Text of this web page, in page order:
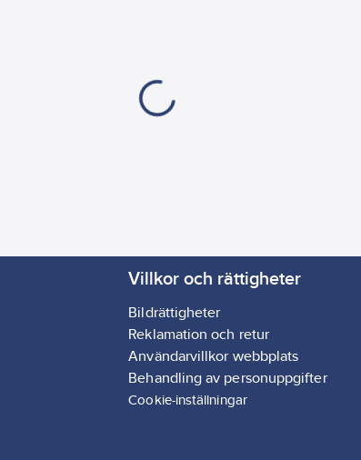
Villkor och rättigheter
Bildrättigheter
Reklamation och retur
Användarvillkor webbplats
Behandling av personuppgifter
Cookie-inställningar